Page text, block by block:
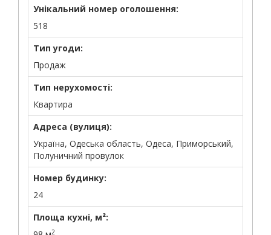
Унікальний номер оголошення:
518
Тип угоди:
Продаж
Тип нерухомості:
Квартира
Адреса (вулиця):
Україна, Одеська область, Одеса, Приморський,
Полуничний провулок
Номер будинку:
24
Площа кухні, м²:
2